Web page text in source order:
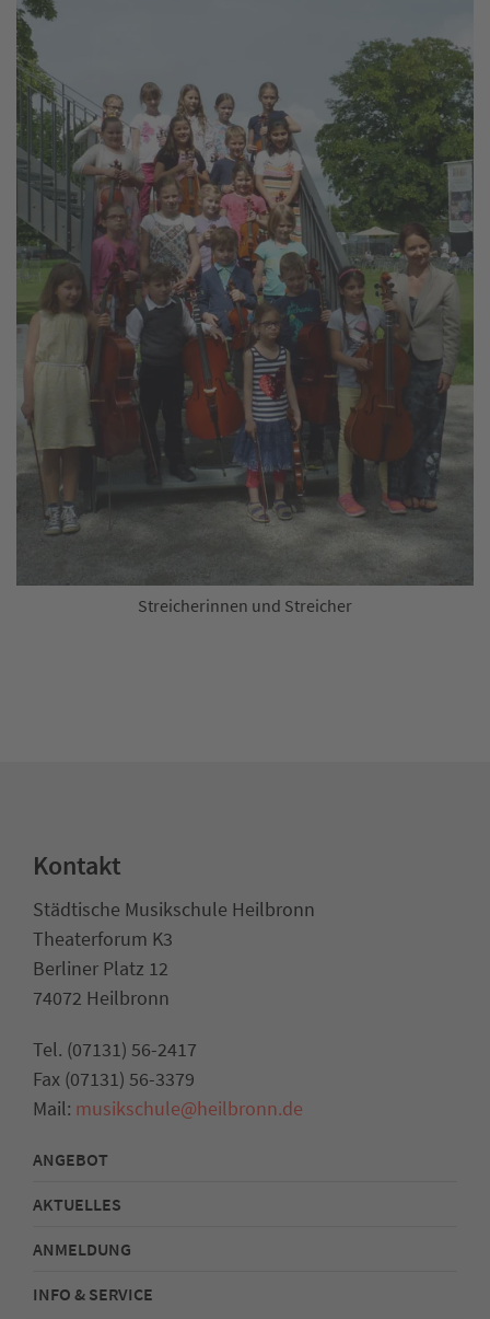
Streicherinnen und Streicher
Kontakt
Städtische Musikschule Heilbronn
Theaterforum K3
Berliner Platz 12
74072 Heilbronn
Tel. (07131) 56-2417
Fax (07131) 56-3379
Mail: musikschule@heilbronn.de
ANGEBOT
AKTUELLES
ANMELDUNG
INFO & SERVICE